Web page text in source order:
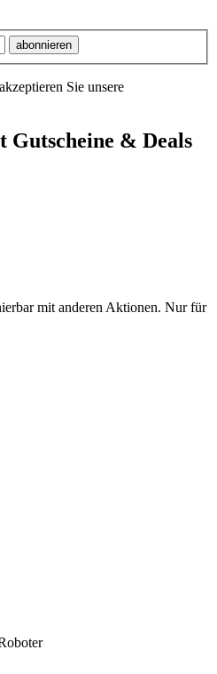
abonnieren
Sie unsere
Gutscheine & Deals
mit anderen Aktionen. Nur für